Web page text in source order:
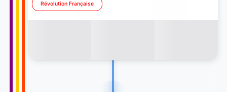
Révolution Française